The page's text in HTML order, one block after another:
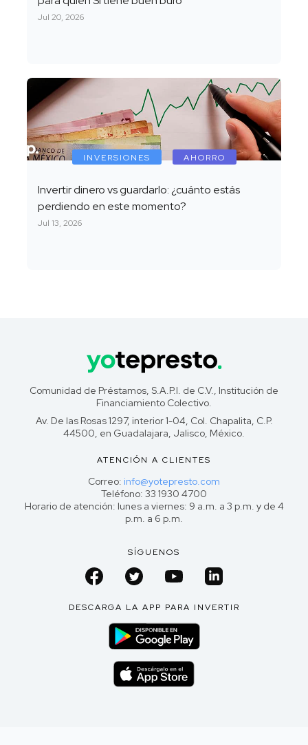
Jul 20, 2026
INVERSIONES AHORRO
Invertir dinero vs guardarlo: ¿cuánto estás
perdiendo en este momento?
Jul 13, 2026
Comunidad de Préstamos, S.A.P.I. de C.V., Institución de
Financiamiento Colectivo.
Av. De las Rosas 1297, interior 1-04, Col. Chapalita, C.P.
44500, en Guadalajara, Jalisco, México.
ATENCIÓN A CLIENTES
Correo: info@yotepresto.com
Teléfono: 33 1930 4700
Horario de atención: lunes a viernes: 9 a.m. a 3 p.m. y de 4
p.m. a 6 p.m.
SÍGUENOS
DESCARGA LA APP PARA INVERTIR